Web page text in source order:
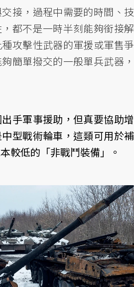
接，過程中需要的時間、技
都不是一時半刻能夠銜接解
攻擊性武器的軍援或軍售爭
簡單撥交的一般單兵武器，
手軍事援助，但真要協助增
型戰術輪車，這類可用於補
較低的「非戰鬥裝備」。